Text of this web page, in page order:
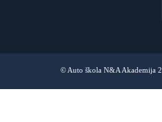
© Auto škola N&A Akademija